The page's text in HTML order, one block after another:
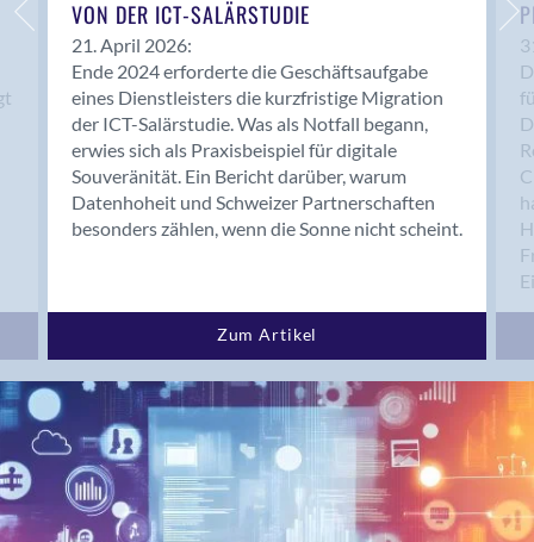
Bern 15
Bern 22
Bern 65
Bern 9
Bern-Zollikofen
Biel/Bienne
Binningen
Bolligen
Bremgarten bei Bern
Brig
Brig-Glis
Bronschhofen
Brugg
Brugg AG
VON DER ICT-SALÄRSTUDIE
21. April 2026:
Ende 2024 erforderte die Geschäftsaufgabe
eines Dienstleisters die kurzfristige Migration
der ICT-Salärstudie. Was als Notfall begann,
erwies sich als Praxisbeispiel für digitale
Souveränität. Ein Bericht darüber, warum
Datenhoheit und Schweizer Partnerschaften
besonders zählen, wenn die Sonne nicht scheint.
Zum Artikel